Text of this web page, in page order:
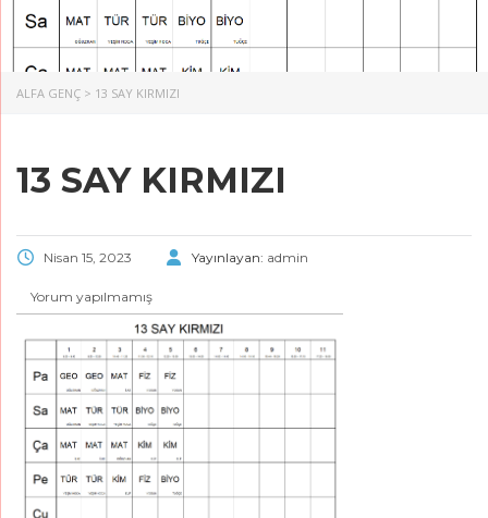
ALFA GENÇ > 13 SAY KIRMIZI
13 SAY KIRMIZI
Nisan 15, 2023 Yayınlayan: admin
Yorum yapılmamış